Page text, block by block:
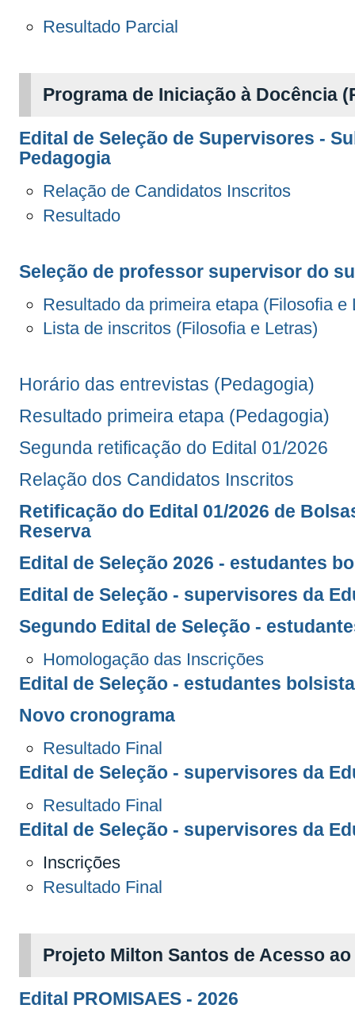
Resultado Parcial
Programa de Iniciação à Docência
Edital de Seleção de Supervisores -
Pedagogia
Relação de Candidatos Inscritos
Resultado
Seleção de professor supervisor do
Resultado da primeira etapa (Filosofia e
Lista de inscritos (Filosofia e Letras)
Horário das entrevistas (Pedagogia)
Resultado primeira etapa (Pedagogia)
Segunda retificação do Edital 01/2026
Relação dos Candidatos Inscritos
Retificação do Edital 01/2026 de
Reserva
Edital de Seleção 2026 - estudantes
Edital de Seleção - supervisores da
Segundo Edital de Seleção -
Homologação das Inscrições
Edital de Seleção - estudantes
Novo cronograma
Resultado Final
Edital de Seleção - supervisores da
Resultado Final
Edital de Seleção - supervisores da
Inscrições
Resultado Final
Projeto Milton Santos de Acesso
Edital PROMISAES - 2026